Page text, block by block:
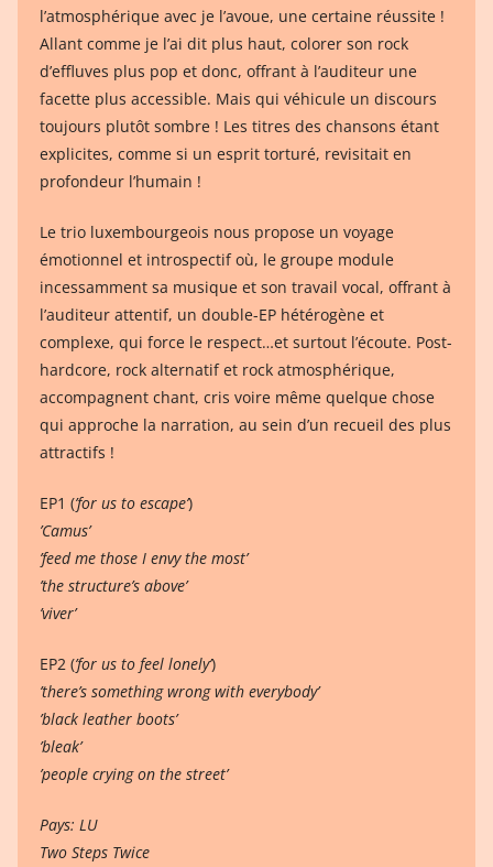
l’atmosphérique avec je l’avoue, une certaine réussite !
Allant comme je l’ai dit plus haut, colorer son rock
d’effluves plus pop et donc, offrant à l’auditeur une
facette plus accessible. Mais qui véhicule un discours
toujours plutôt sombre ! Les titres des chansons étant
explicites, comme si un esprit torturé, revisitait en
profondeur l’humain !
Le trio luxembourgeois nous propose un voyage
émotionnel et introspectif où, le groupe module
incessamment sa musique et son travail vocal, offrant à
l’auditeur attentif, un double-EP hétérogène et
complexe, qui force le respect…et surtout l’écoute. Post-
hardcore, rock alternatif et rock atmosphérique,
accompagnent chant, cris voire même quelque chose
qui approche la narration, au sein d’un recueil des plus
attractifs !
EP1 (’for us to escape’)
’Camus’
’feed me those I envy the most’
’the structure’s above’
’viver’
EP2 (’for us to feel lonely’)
’there’s something wrong with everybody’
’black leather boots’
’bleak’
’people crying on the street’
Pays: LU
Two Steps Twice